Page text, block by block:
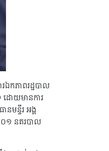
ឯកភាពរដ្ឋបាល
ដោយមានការ
មន្ទីរ អង្គ
០១ នគរបាល